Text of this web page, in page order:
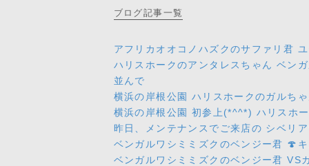
ブログ記事一覧
アフリカオオコノハズクのサファリ君
ハリスホークのアンタレスちゃん ベン
並んで
横浜の岸根公園 ハリスホークのガルち
横浜の岸根公園 初参上(*^^*) ハリスホ
昨日、メンテナンスでご来店の シベリ
ベンガルワシミミズクのベンジー君 🍄
ベンガルワシミミズクのベンジー君 VS